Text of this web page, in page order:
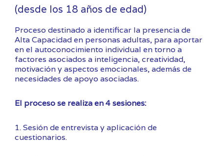
(desde los 18 años de edad)
Proceso destinado a identificar la presencia de
Alta Capacidad en personas adultas, para aportar
en el autoconocimiento individual en torno a
factores asociados a inteligencia, creatividad,
motivación y aspectos emocionales, además de
necesidades de apoyo asociadas.
El proceso se realiza en 4 sesiones:
1. Sesión de entrevista y aplicación de
cuestionarios.